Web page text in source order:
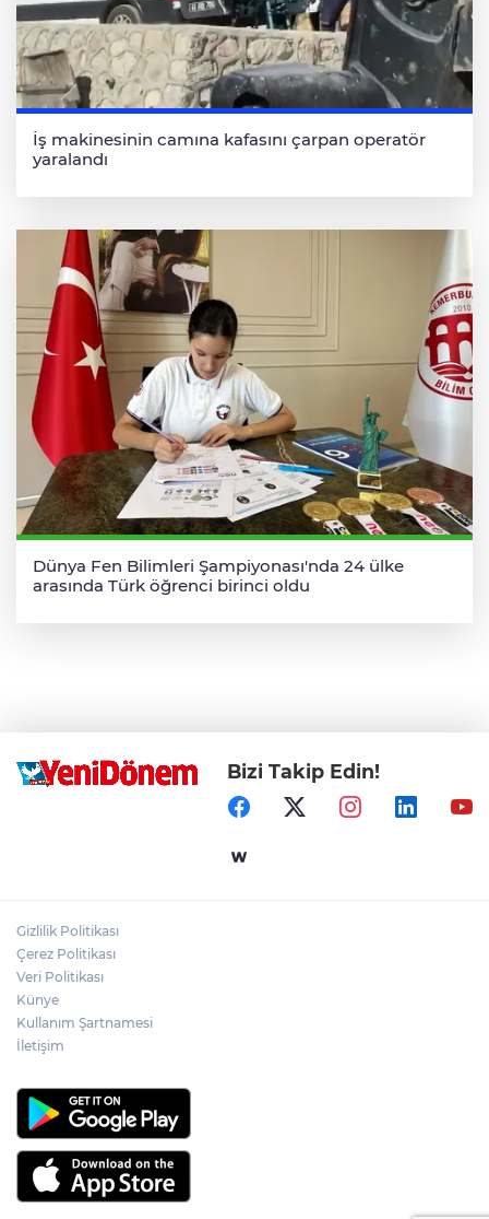
İş makinesinin camına kafasını çarpan operatör
yaralandı
Dünya Fen Bilimleri Şampiyonası'nda 24 ülke
arasında Türk öğrenci birinci oldu
Bizi Takip Edin!
Gizlilik Politikası
Çerez Politikası
Veri Politikası
Künye
Kullanım Şartnamesi
İletişim